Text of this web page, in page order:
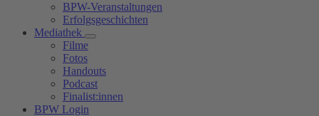
BPW-Veranstaltungen
Erfolgsgeschichten
Mediathek
Filme
Fotos
Handouts
Podcast
Finalist:innen
BPW Login